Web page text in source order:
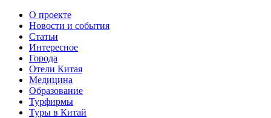
О проекте
Новости и события
Статьи
Интересное
Города
Отели Китая
Медицина
Образование
Турфирмы
Туры в Китай